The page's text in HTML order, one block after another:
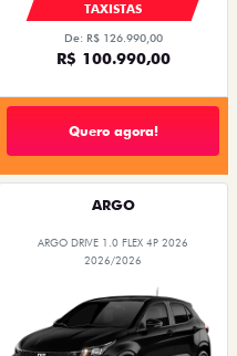
TAXISTAS
De: R$ 126.990,00
R$ 100.990,00
Quero agora!
ARGO
ARGO DRIVE 1.0 FLEX 4P 2026
2026/2026